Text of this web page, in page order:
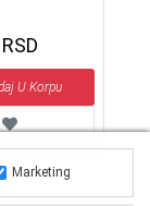
U Korpu
Marketing